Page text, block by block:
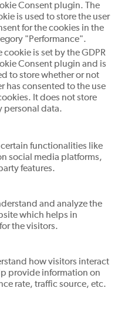
Consent plugin. The
is used to store the user
for the cookies in the
"Performance".
cookie is set by the GDPR
Consent plugin and is
to store whether or not
has consented to the use
It does not store
personal data.
functionalities like
social media platforms,
features.
and analyze the
which helps in
the visitors.
how visitors interact
provide information on
rate, traffic source, etc.